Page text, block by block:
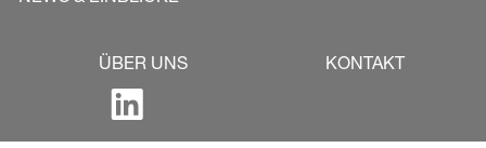
ÜBER UNS KONTAKT